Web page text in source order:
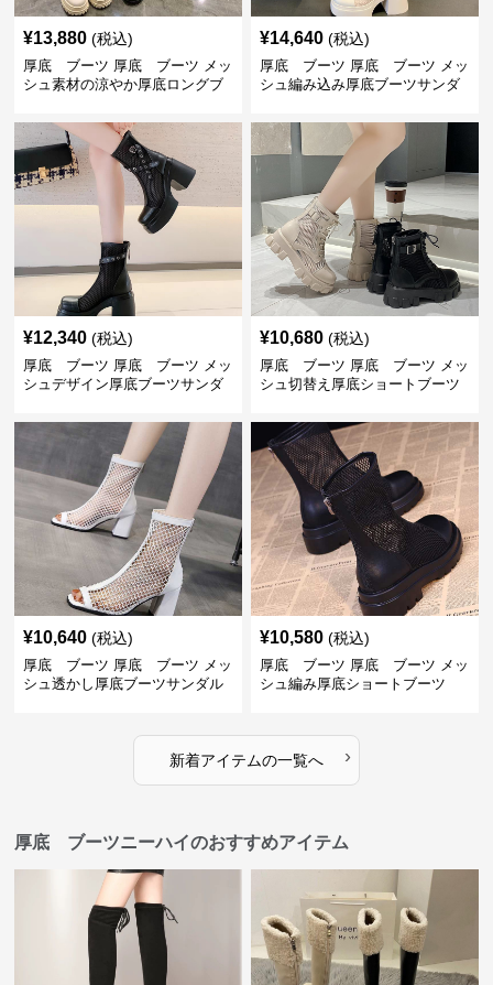
¥13,880 (税込)
厚底 ブーツ 厚底 ブーツ メッ
シュ素材の涼やか厚底ロングブ
¥14,640 (税込)
厚底 ブーツ 厚底 ブーツ メッ
シュ編み込み厚底ブーツサンダ
¥12,340 (税込)
厚底 ブーツ 厚底 ブーツ メッ
シュデザイン厚底ブーツサンダ
¥10,680 (税込)
厚底 ブーツ 厚底 ブーツ メッ
シュ切替え厚底ショートブーツ
¥10,640 (税込)
厚底 ブーツ 厚底 ブーツ メッ
シュ透かし厚底ブーツサンダル
¥10,580 (税込)
厚底 ブーツ 厚底 ブーツ メッ
シュ編み厚底ショートブーツ
新着アイテムの一覧へ ›
厚底 ブーツニーハイのおすすめアイテム